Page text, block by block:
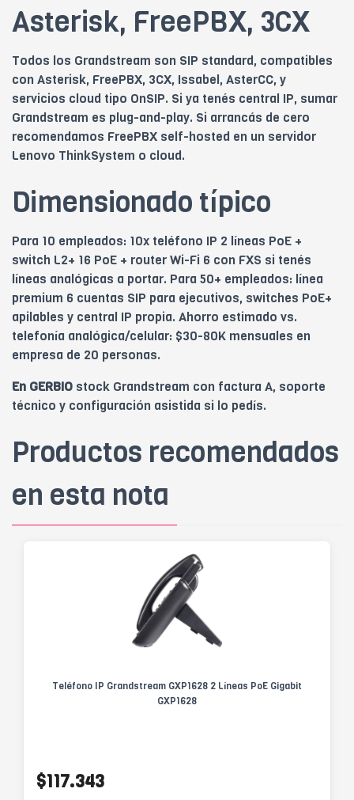
Asterisk, FreePBX, 3CX
Todos los Grandstream son SIP standard, compatibles
con Asterisk, FreePBX, 3CX, Issabel, AsterCC, y
servicios cloud tipo OnSIP. Si ya tenés central IP, sumar
Grandstream es plug-and-play. Si arrancás de cero
recomendamos FreePBX self-hosted en un servidor
Lenovo ThinkSystem o cloud.
Dimensionado típico
Para 10 empleados: 10x teléfono IP 2 líneas PoE +
switch L2+ 16 PoE + router Wi-Fi 6 con FXS si tenés
líneas analógicas a portar. Para 50+ empleados: línea
premium 6 cuentas SIP para ejecutivos, switches PoE+
apilables y central IP propia. Ahorro estimado vs.
telefonía analógica/celular: $30-80K mensuales en
empresa de 20 personas.
En GERBIO stock Grandstream con factura A, soporte
técnico y configuración asistida si lo pedís.
Productos recomendados
en esta nota
Teléfono IP Grandstream GXP1628 2 Líneas PoE Gigabit
GXP1628
$117.343